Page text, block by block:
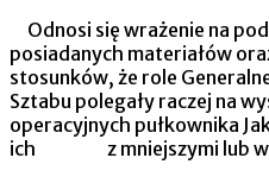
Odnosi się wrażenie na
posiadanych materiałów
stosunków, że role
Sztabu polegały raczej na
operacyjnych pułkownika
ich z mniejszymi lub